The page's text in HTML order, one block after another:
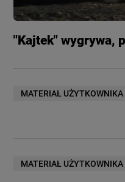
"Kajtek" wygrywa,
MATERIAŁ UŻYTKOWNIKA
MATERIAŁ UŻYTKOWNIKA